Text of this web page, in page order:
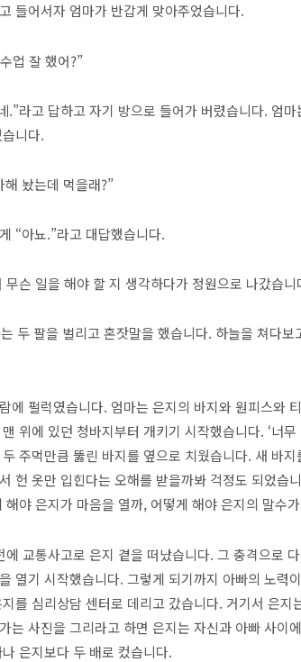
들어서자 엄마가 반갑게 맞아주었습니다.
업 잘 했어?”
.”라고 답하고 자기 방으로 들어가 버렸습니다. 엄
니다.
놨는데 먹을래?”
“아뇨.”라고 대답했습니다.
무슨 일을 해야 할 지 생각하다가 정원으로 나갔습니
는 두 팔을 벌리고 혼잣말을 했습니다. 하늘을 쳐다
에 펄럭였습니다. 엄마는 은지의 바지와 원피스와
위에 있던 청바지부터 개키기 시작했습니다. ‘너
주먹만큼 뚫린 바지를 옆으로 치웠습니다. 새 바
헌 옷만 입힌다는 오해를 받을까봐 걱정도 되었습
해야 은지가 마음을 열까, 어떻게 해야 은지의 말수
에 교통사고로 은지 곁을 떠났습니다. 그 충격으로
열기 시작했습니다. 그렇게 되기까지 아빠의 노력
를 심리상담 센터로 데리고 갔습니다. 거기서 은지
는 사진을 그리라고 하면 은지는 자신과 아빠 사이
은지보다 두 배로 컸습니다.